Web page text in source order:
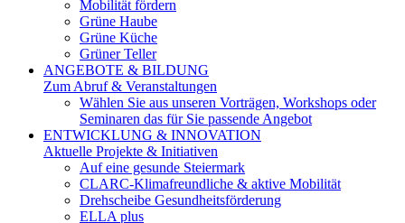
Mobilität fördern
Grüne Haube
Grüne Küche
Grüner Teller
ANGEBOTE & BILDUNG
Zum Abruf & Veranstaltungen
Wählen Sie aus unseren Vorträgen, Workshops oder
Seminaren das für Sie passende Angebot
ENTWICKLUNG & INNOVATION
Aktuelle Projekte & Initiativen
Auf eine gesunde Steiermark
CLARC-Klimafreundliche & aktive Mobilität
Drehscheibe Gesundheitsförderung
ELLA plus